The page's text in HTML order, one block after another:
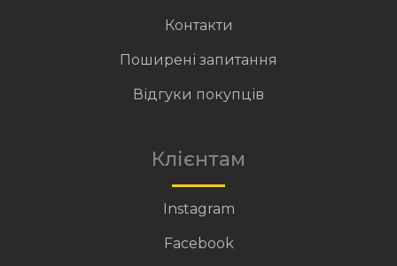
Контакти
Поширені запитання
Відгуки покупців
Клієнтам
Instagram
Facebook